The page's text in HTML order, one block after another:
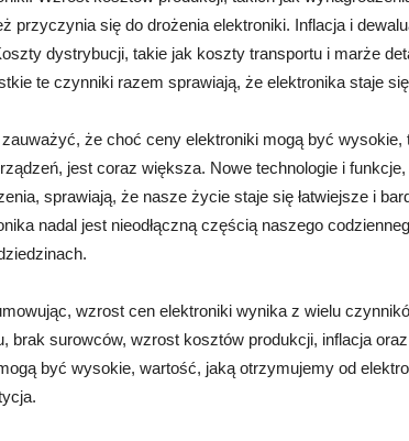
przyczynia się do drożenia elektroniki. Inflacja i
dystrybucji, takie jak koszty transportu i marże
te czynniki razem sprawiają, że elektronika staje
zauważyć, że choć ceny elektroniki mogą być
jest coraz większa. Nowe technologie i
sprawiają, że nasze życie staje się łatwiejsze i
nadal jest nieodłączną częścią naszego
wzrost cen elektroniki wynika z wielu
brak surowców, wzrost kosztów produkcji, inflacja
być wysokie, wartość, jaką otrzymujemy od